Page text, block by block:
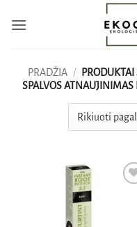
PRADŽIA /
SPALVOS